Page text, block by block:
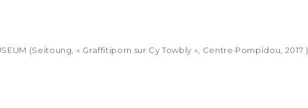
(Seitoung, « Graffitiporn sur Cy Towbly », Centre Pompidou, 2017 )